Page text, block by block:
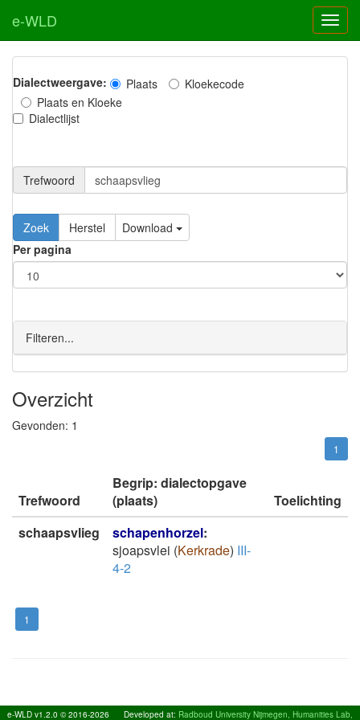
e-WLD
Dialectweergave: Plaats
Kloekecode
Plaats en Kloeke
Dialectlijst
Trefwoord
Download
Per pagina
Filteren...
Overzicht
Gevonden: 1
1
Trefwoord
Begrip: dialectopgave
(plaats)
Toelichting
schaapsvlieg
schapenhorzel:
sjoapsvlei (Kerkrade) III-
4-2
1
e-WLD v1.2.0 © 2016-2026 Developed at: Radboud University Nijmegen, Humanities Lab,